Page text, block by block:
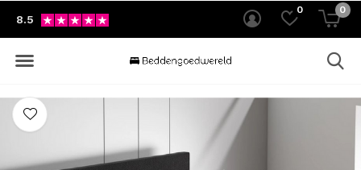
0 0
8.5